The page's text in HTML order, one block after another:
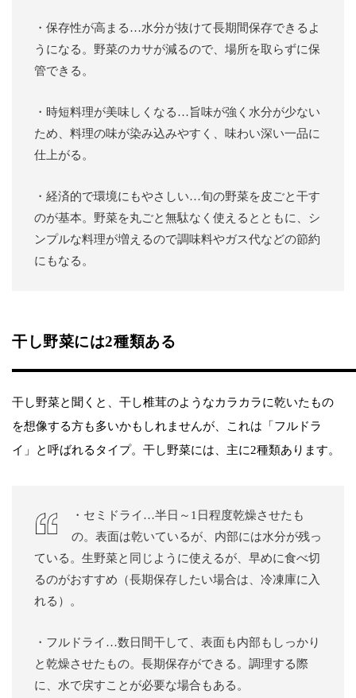
・保存性が高まる…水分が抜けて長期間保存できるよ
うになる。野菜のカサが減るので、場所を取らずに保
管できる。
・時短料理が美味しくなる…旨味が強く水分が少ない
ため、料理の味が染み込みやすく、味わい深い一品に
仕上がる。
・経済的で環境にもやさしい…旬の野菜を皮ごと干す
のが基本。野菜を丸ごと無駄なく使えるとともに、シ
ンプルな料理が増えるので調味料やガス代などの節約
にもなる。
干し野菜には2種類ある
干し野菜と聞くと、干し椎茸のようなカラカラに乾いたもの
を想像する方も多いかもしれませんが、これは「フルドラ
イ」と呼ばれるタイプ。干し野菜には、主に2種類あります。
・セミドライ…半日～1日程度乾燥させたも
の。表面は乾いているが、内部には水分が残っ
ている。生野菜と同じように使えるが、早めに食べ切
るのがおすすめ（長期保存したい場合は、冷凍庫に入
れる）。
・フルドライ…数日間干して、表面も内部もしっかり
と乾燥させたもの。長期保存ができる。調理する際
に、水で戻すことが必要な場合もある。